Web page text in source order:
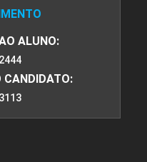
ALUNO:
CANDIDATO: